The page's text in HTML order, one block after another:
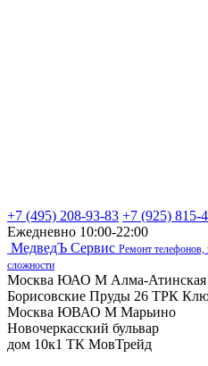
+7 (495) 208-93-83 +7 (925) 815-
Ежедневно 10:00-22:00
МедведЪ Сервис Ремонт
сложности
Москва ЮАО М Алма-Атинская
Борисовские Пруды 26 ТРК
Москва ЮВАО М Марьино
Новочеркасский бульвар
дом 10к1 ТК МовТрейд